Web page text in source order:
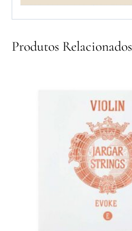
Produtos Relacionados